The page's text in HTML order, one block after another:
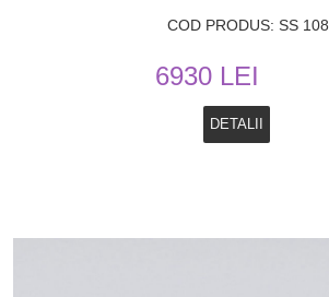
COD PRODUS: SS 108
6930 LEI
DETALII